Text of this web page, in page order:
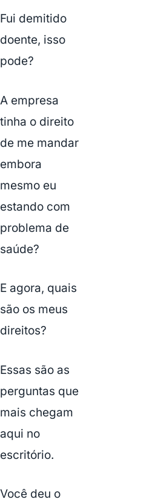
Fui demitido
doente, isso
pode?
A empresa
tinha o direito
de me mandar
embora
mesmo eu
estando com
problema de
saúde?
E agora, quais
são os meus
direitos?
Essas são as
perguntas que
mais chegam
aqui no
escritório.
Você deu o